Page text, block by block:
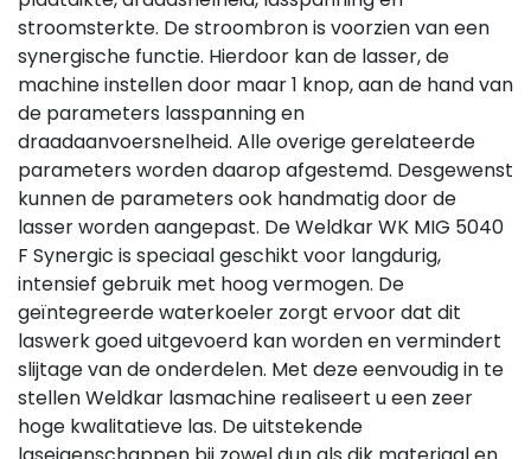
stroomsterkte. De stroombron is voorzien van een
synergische functie. Hierdoor kan de lasser, de
machine instellen door maar 1 knop, aan de hand van
de parameters lasspanning en
draadaanvoersnelheid. Alle overige gerelateerde
parameters worden daarop afgestemd. Desgewenst
kunnen de parameters ook handmatig door de
lasser worden aangepast. De Weldkar WK MIG 5040
F Synergic is speciaal geschikt voor langdurig,
intensief gebruik met hoog vermogen. De
geïntegreerde waterkoeler zorgt ervoor dat dit
laswerk goed uitgevoerd kan worden en vermindert
slijtage van de onderdelen. Met deze eenvoudig in te
stellen Weldkar lasmachine realiseert u een zeer
hoge kwalitatieve las. De uitstekende